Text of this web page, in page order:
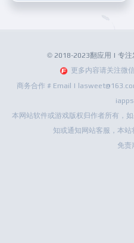
© 2018-2023翻应用 | 专注
更多内容请关注微
商务合作 # Email |
本网站软件或游戏版权归作者所有，
知或通知网站客服，本站
免责